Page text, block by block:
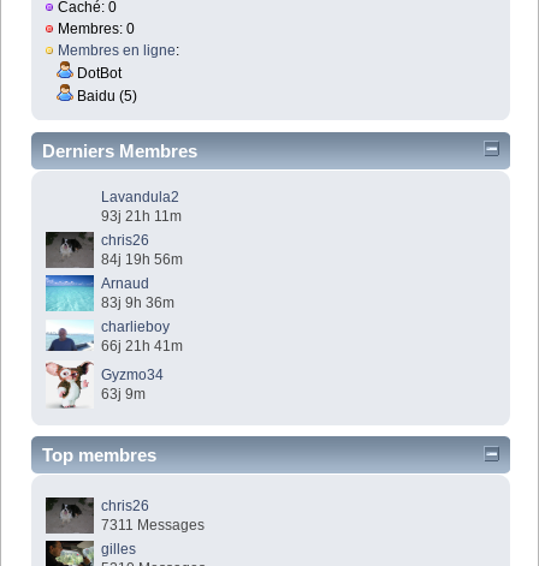
Caché: 0
Membres: 0
Membres en ligne:
DotBot
Baidu (5)
Derniers Membres
Lavandula2
93j 21h 11m
chris26
84j 19h 56m
Arnaud
83j 9h 36m
charlieboy
66j 21h 41m
Gyzmo34
63j 9m
Top membres
chris26
7311 Messages
gilles